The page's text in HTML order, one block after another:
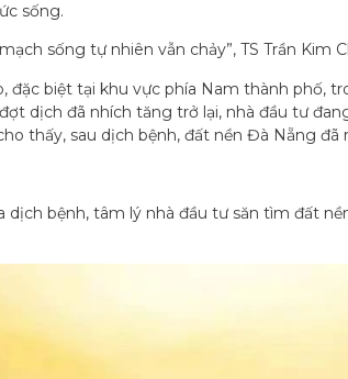
sống.
sống tự nhiên vẫn chảy”, TS Trần Kim
biệt tại khu vực phía Nam thành phố,
dịch đã nhích tăng trở lại, nhà đầu tư
thấy, sau dịch bệnh, đất nền Đà Nẵng
dịch bệnh, tâm lý nhà đầu tư săn tìm đất